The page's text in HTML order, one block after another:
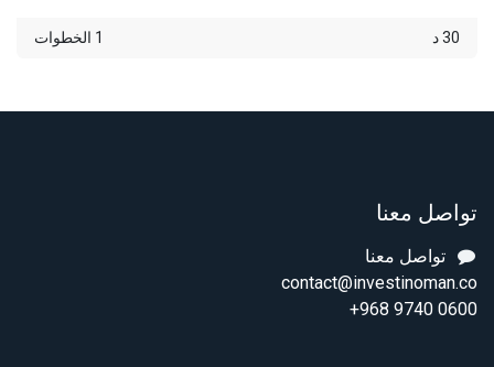
30 د 1 الخطوات
تواصل معنا
تواصل معنا
contact@investinoman.co
+968 9740 0600